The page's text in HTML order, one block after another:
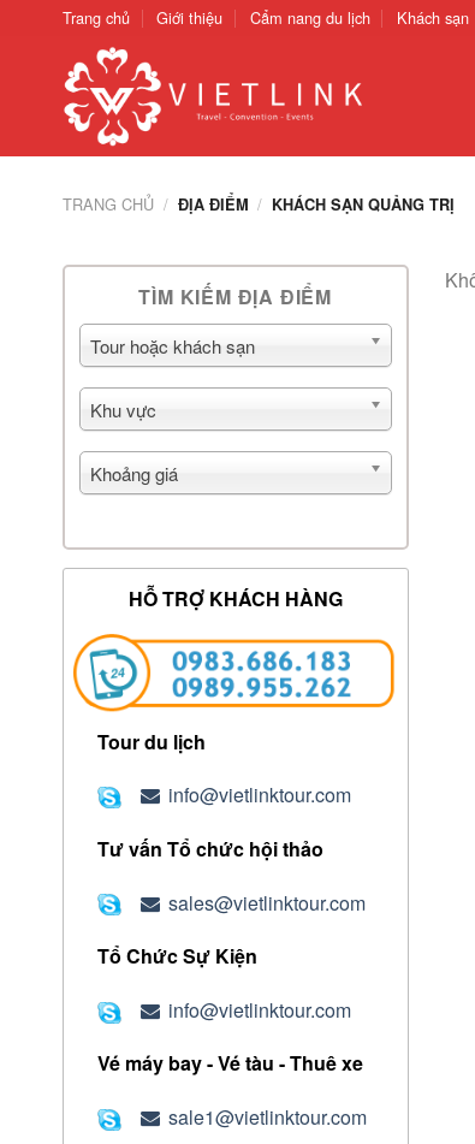
ChuyểnTrang chủ Giới thiệu Cẩm nang du lịch Khách sạn
TRANG CHỦ / ĐỊA ĐIỂM / KHÁCH SẠN QUẢNG TRỊ
TÌM KIẾM ĐỊA ĐIỂM
Tour hoặc khách sạn
Khu vực
Khoảng giá
HỖ TRỢ KHÁCH HÀNG
Tour du lịch
info@vietlinktour.com
Tư vấn Tổ chức hội thảo
sales@vietlinktour.com
Tổ Chức Sự Kiện
info@vietlinktour.com
Vé máy bay - Vé tàu - Thuê xe
sale1@vietlinktour.com